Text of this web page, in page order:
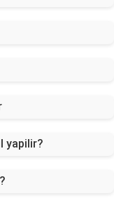
yapilir?